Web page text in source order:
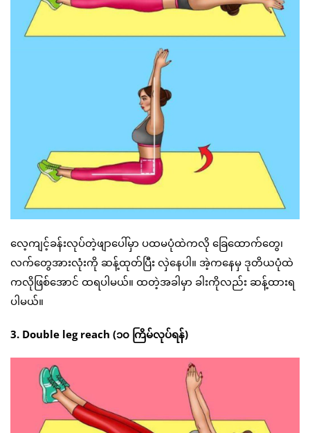
လေ့ကျင့်ခန်းလုပ်တဲ့ဖျာပေါ်မှာ ပထမပုံထဲကလို ခြေထောက်တွေ၊
လက်တွေအားလုံးကို ဆန့်ထုတ်ပြီး လှဲနေပါ။ အဲ့ကနေမှ ဒုတိယပုံထဲ
ကလိုဖြစ်အောင် ထရပါမယ်။ ထတဲ့အခါမှာ ခါးကိုလည်း ဆန့်ထားရ
ပါမယ်။
3. Double leg reach (၁၀ ကြိမ်လုပ်ရန်)